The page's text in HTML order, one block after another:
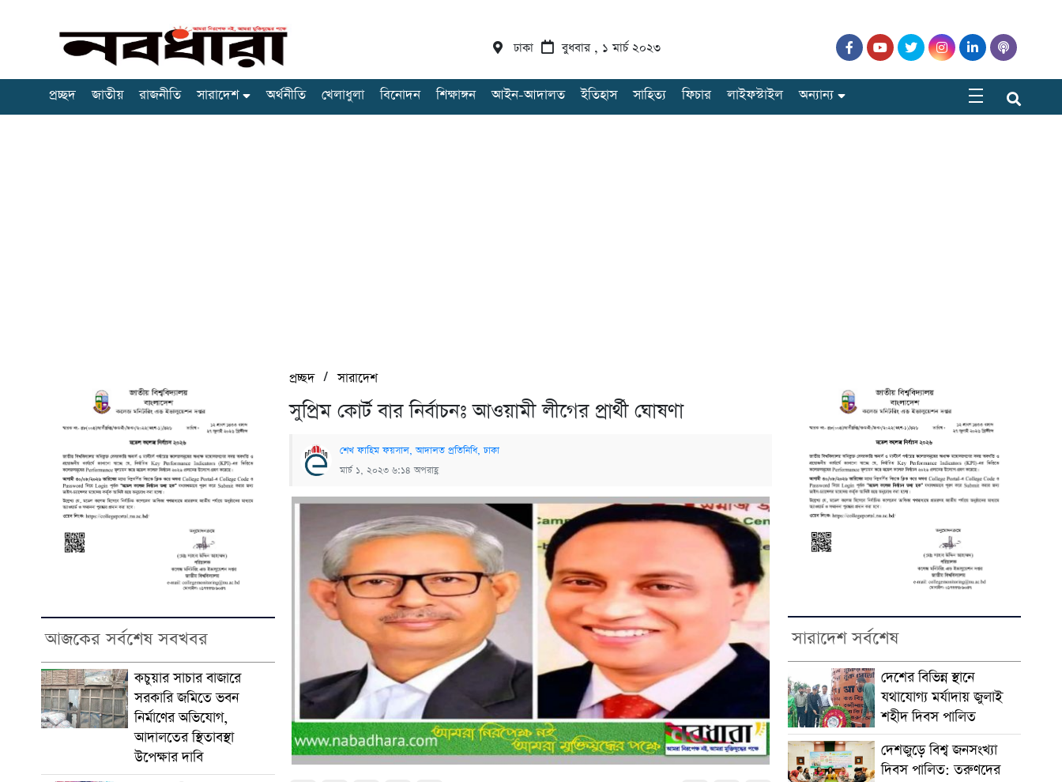
ঢাকা বুধবার , ১ মার্চ ২০২৩
প্রচ্ছদ জাতীয় রাজনীতি সারাদেশ অর্থনীতি খেলাধুলা বিনোদন শিক্ষাঙ্গন আইন-আদালত ইতিহাস সাহিত্য ফিচার লাইফস্টাইল অন্যান্য
আজকের সর্বশেষ সবখবর
কচুয়ার সাচার বাজারে
সরকারি জমিতে ভবন
নির্মাণের অভিযোগ,
আদালতের স্থিতাবস্থা
উপেক্ষার দাবি
প্রচ্ছদ/সারাদেশ
সুপ্রিম কোর্ট বার নির্বাচনঃ আওয়ামী লীগের প্রার্থী ঘোষণা
শেখ ফাহিম ফয়সাল, আদালত প্রতিনিধি, ঢাকা
মার্চ ১, ২০২৩ ৬:১৪ অপরাহ্ণ
সারাদেশ সর্বশেষ
দেশের বিভিন্ন স্থানে
যথাযোগ্য মর্যাদায় জুলাই
শহীদ দিবস পালিত
দেশজুড়ে বিশ্ব জনসংখ্যা
দিবস পালিত: তরুণদের